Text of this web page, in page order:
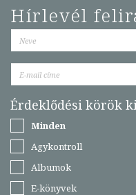
Hírlevél
Érdeklődési körök
Minden
Agykontroll
Albumok
E-könyvek